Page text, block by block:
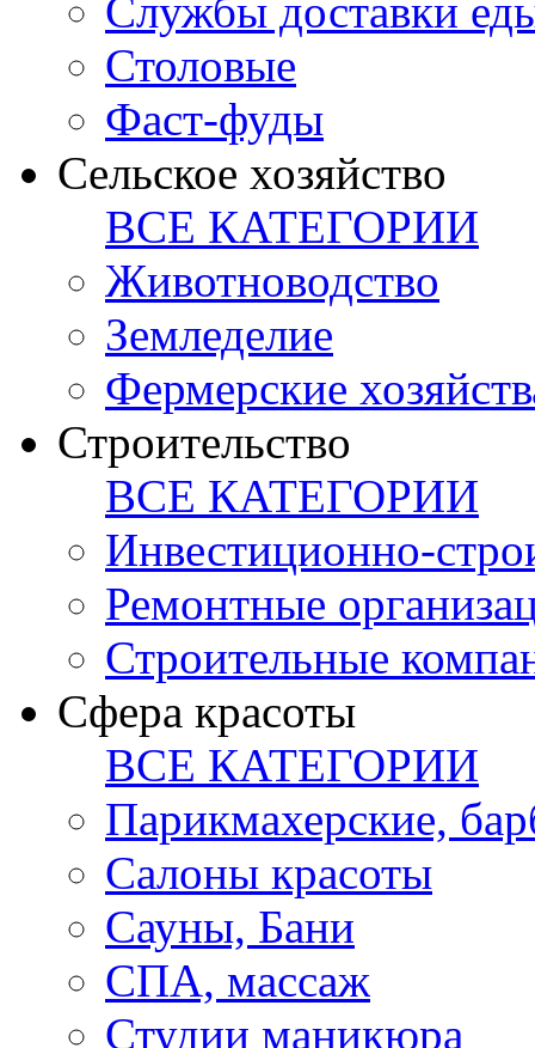
Службы доставки
Столовые
Фаст-фуды
Сельское хозяйство
ВСЕ КАТЕГОРИИ
Животноводство
Земледелие
Фермерские
Строительство
ВСЕ КАТЕГОРИИ
Инвестиционно-
Ремонтные
Строительные
Сфера красоты
ВСЕ КАТЕГОРИИ
Парикмахерские,
Салоны красоты
Сауны, Бани
СПА, массаж
Студии маникюра